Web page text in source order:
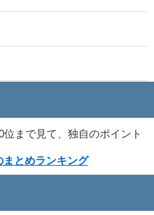
まで見て、独自のポイント
とめランキング